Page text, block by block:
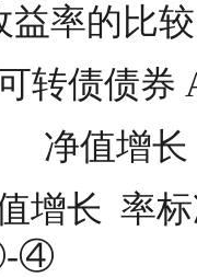
益率的比较
可转债债券
④